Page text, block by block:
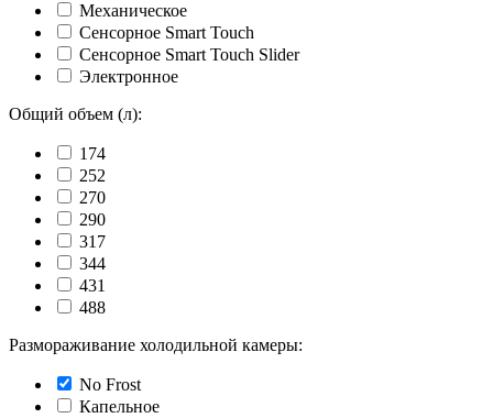
Механическое
Сенсорное Smart Touch
Сенсорное Smart Touch Slider
Электронное
Общий объем (л):
174
252
270
290
317
344
431
488
Размораживание холодильной камеры:
No Frost
Капельное